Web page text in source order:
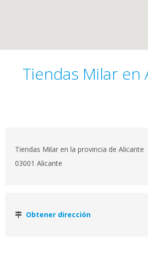
Tiendas Milar en
Tiendas Milar en la provincia de Alicante
03001 Alicante
Obtener dirección